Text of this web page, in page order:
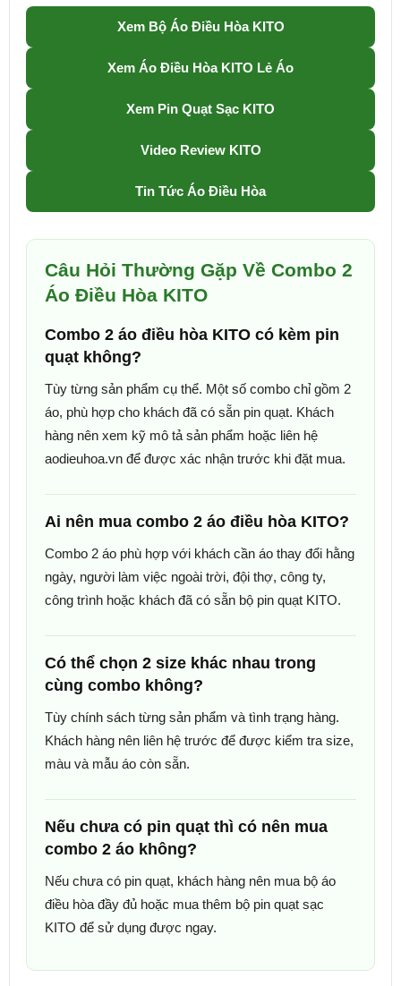
Xem Bộ Áo Điều Hòa KITO
Xem Áo Điều Hòa KITO Lẻ Áo
Xem Pin Quạt Sạc KITO
Video Review KITO
Tin Tức Áo Điều Hòa
Câu Hỏi Thường Gặp Về Combo 2
Áo Điều Hòa KITO
Combo 2 áo điều hòa KITO có kèm pin
quạt không?
Tùy từng sản phẩm cụ thể. Một số combo chỉ gồm 2
áo, phù hợp cho khách đã có sẵn pin quạt. Khách
hàng nên xem kỹ mô tả sản phẩm hoặc liên hệ
aodieuhoa.vn để được xác nhận trước khi đặt mua.
Ai nên mua combo 2 áo điều hòa KITO?
Combo 2 áo phù hợp với khách cần áo thay đổi hằng
ngày, người làm việc ngoài trời, đội thợ, công ty,
công trình hoặc khách đã có sẵn bộ pin quạt KITO.
Có thể chọn 2 size khác nhau trong
cùng combo không?
Tùy chính sách từng sản phẩm và tình trạng hàng.
Khách hàng nên liên hệ trước để được kiểm tra size,
màu và mẫu áo còn sẵn.
Nếu chưa có pin quạt thì có nên mua
combo 2 áo không?
Nếu chưa có pin quạt, khách hàng nên mua bộ áo
điều hòa đầy đủ hoặc mua thêm bộ pin quạt sạc
KITO để sử dụng được ngay.